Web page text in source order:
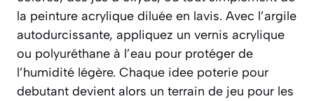
la peinture acrylique diluée en lavis. Avec l’argile
autodurcissante, appliquez un vernis acrylique
ou polyuréthane à l’eau pour protéger de
l’humidité légère. Chaque idee poterie pour
debutant devient alors un terrain de jeu pour les